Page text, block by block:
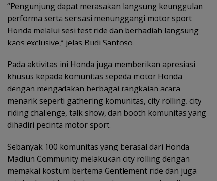
“Pengunjung dapat merasakan langsung keunggulan
performa serta sensasi menunggangi motor sport
Honda melalui sesi test ride dan berhadiah langsung
kaos exclusive,” jelas Budi Santoso.
Pada aktivitas ini Honda juga memberikan apresiasi
khusus kepada komunitas sepeda motor Honda
dengan mengadakan berbagai rangkaian acara
menarik seperti gathering komunitas, city rolling, city
riding challenge, talk show, dan booth komunitas yang
dihadiri pecinta motor sport.
Sebanyak 100 komunitas yang berasal dari Honda
Madiun Community melakukan city rolling dengan
memakai kostum bertema Gentlement ride dan juga